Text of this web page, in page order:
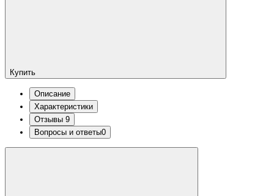
Купить
Описание
Характеристики
Отзывы 9
Вопросы и ответы0